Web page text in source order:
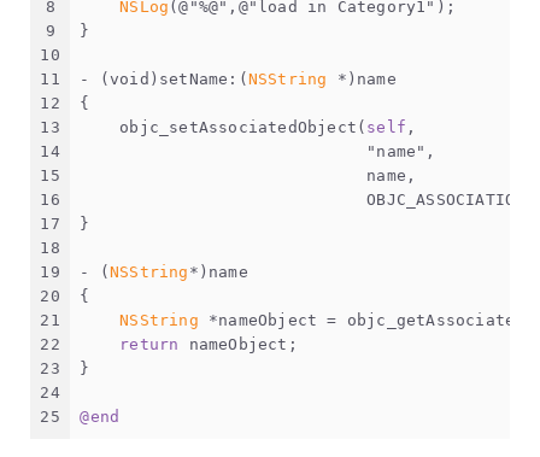
8
9
10
11
12
13
14
15
16
17
18
19
20
21
22
23
24
25
NSLog (@"%@" , @"load in Category1" );
}
- ( void )setName:( NSString *)name
{
    objc_setAssociatedObject(
self ,
"name" ,
                             name,
}
- ( NSString *)name
{
NSString *nameObject =
return nameObject;
}
@end